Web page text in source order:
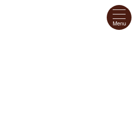
てクッキーチョコレート